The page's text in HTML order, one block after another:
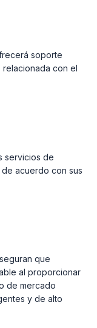
soporte
con el
servicios de
acuerdo con sus
que
al proporcionar
de mercado
y de alto